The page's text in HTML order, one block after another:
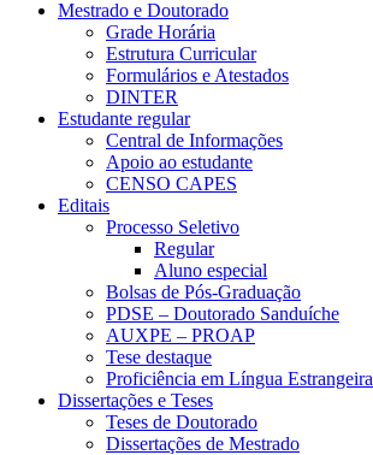
Mestrado e Doutorado
Grade Horária
Estrutura Curricular
Formulários e Atestados
DINTER
Estudante regular
Central de Informações
Apoio ao estudante
CENSO CAPES
Editais
Processo Seletivo
Regular
Aluno especial
Bolsas de Pós-Graduação
PDSE – Doutorado Sanduíche
AUXPE – PROAP
Tese destaque
Proficiência em Língua Estrangeira
Dissertações e Teses
Teses de Doutorado
Dissertações de Mestrado